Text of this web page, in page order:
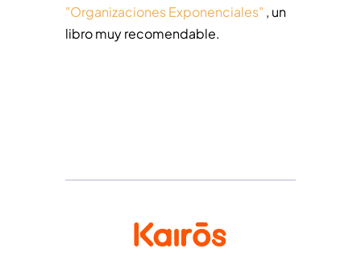
"Organizaciones Exponenciales" , un
libro muy recomendable.